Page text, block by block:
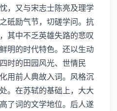
，又与宋志士陈亮及理学
砥励气节，切磋学问。抗
其中不乏英雄失路的悲叹
明的时代特色。还以生动
时的田园风光、世情民
用前人典故入词。风格沉
。在苏轼的基础上，大大
了词的文学地位。后人遂